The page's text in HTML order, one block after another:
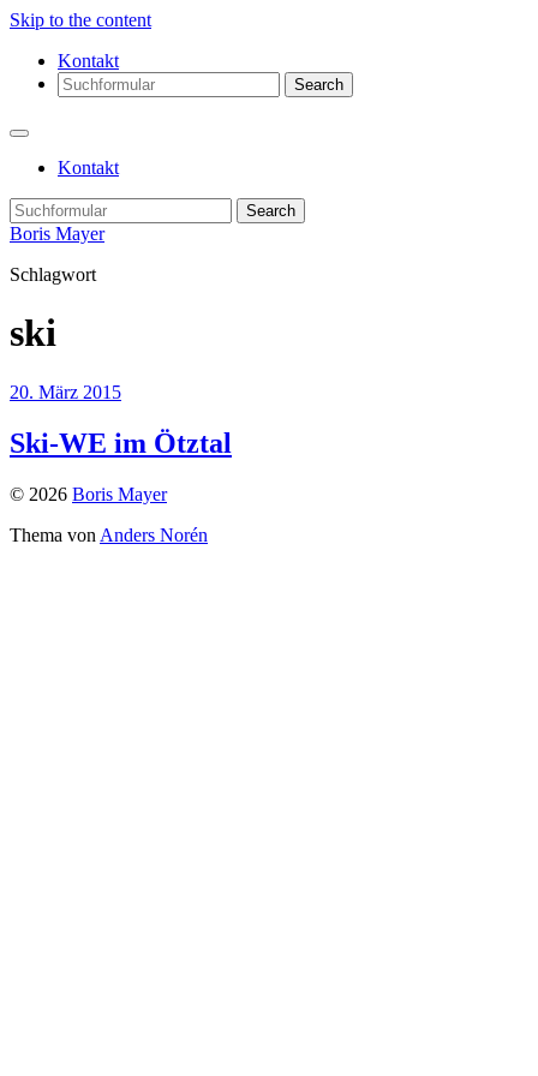
Skip to the content
Kontakt
Search
Kontakt
Search
Boris Mayer
Schlagwort
ski
20. März 2015
Ski-WE im Ötztal
© 2026 Boris Mayer
Thema von Anders Norén